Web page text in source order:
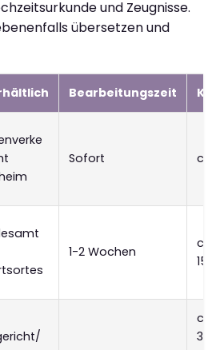
und Zeugnisse.
übersetzen und
Bearbeitungszeit
Sofort
1-2 Wochen